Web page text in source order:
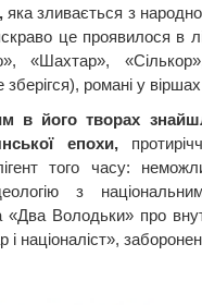
яка зливається з
це проявилося в
«Шахтар»,
романі у
в його творах
епохи,
того часу:
з
«Два Володьки» про
націоналіст»,